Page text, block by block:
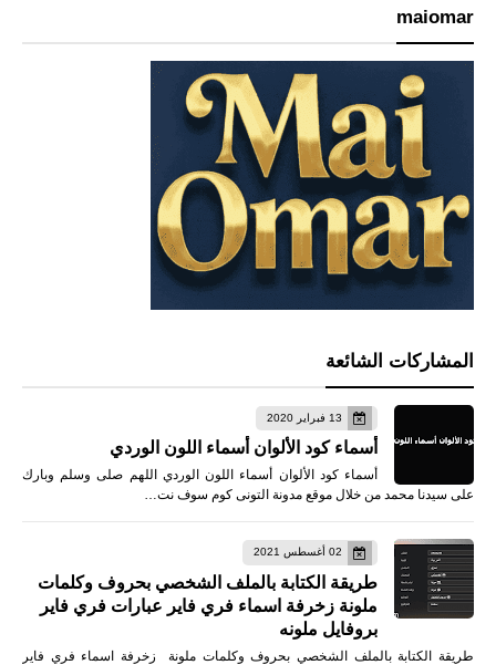
maiomar
المشاركات الشائعة
13 فبراير 2020
أسماء كود الألوان أسماء اللون الوردي
أسماء كود الألوان أسماء اللون الوردي اللهم صلى وسلم وبارك
على سيدنا محمد من خلال موقع مدونة التونى كوم سوف نت…
02 أغسطس 2021
طريقة الكتابة بالملف الشخصي بحروف وكلمات
ملونة زخرفة اسماء فري فاير عبارات فري فاير
بروفايل ملونه
طريقة الكتابة بالملف الشخصي بحروف وكلمات ملونة زخرفة اسماء فري فاير